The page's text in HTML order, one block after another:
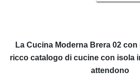
La Cucina Moderna Brera 02
ricco catalogo di cucine con isola
attendono